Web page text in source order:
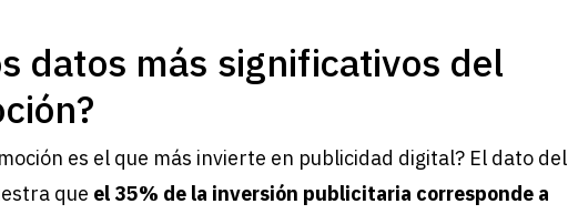
datos más significativos del
es el que más invierte en publicidad digital? El dato del
que el 35% de la inversión publicitaria corresponde a